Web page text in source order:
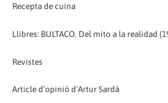
Recepta de cuina
Llibres: BULTACO. Del mito a la realidad
Revistes
Article d’opinió d’Artur Sardà